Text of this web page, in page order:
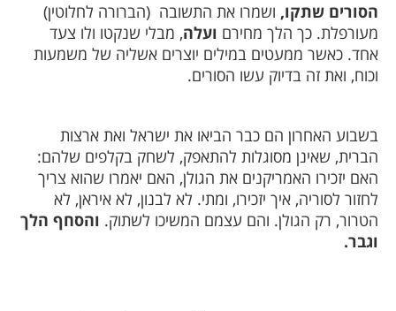
הסורים שתקו, ושמרו את התשובה (הברורה לחלוטין)
מעורפלת. כך הלך מחירם ועלה, מבלי שנקטו ולו צעד
אחד. כאשר ממעטים במילים יוצרים אשליה של משמעות
וכוח, ואת זה בדיוק עשו הסורים.
בשבוע האחרון הם כבר הביאו את ישראל ואת ארצות
הברית, שאינן מסוגלות להתאפק, לשחק בקלפים שלהם:
האם יזכירו האמריקנים את הגולן, האם יאמרו שהוא צריך
לחזור לסוריה, איך יזכירו, ומתי. לא לבנון, לא איראן, לא
הטרור, רק הגולן. והם עצמם המשיכו לשתוק. והסחף הלך
וגבר.